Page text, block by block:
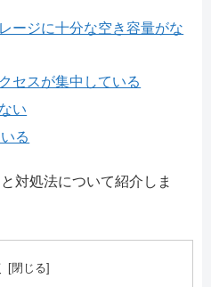
ージに十分な空き容量がな
セスが集中している
い
る
対処法について紹介しま